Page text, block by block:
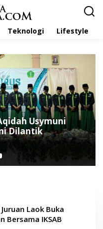
Teknologi Lifestyle
Usymuni
Dilantik
Laok Buka
Bersama IKSAB